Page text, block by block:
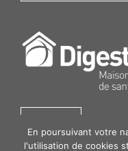
En poursuivant votre
l'utilisation de cookies